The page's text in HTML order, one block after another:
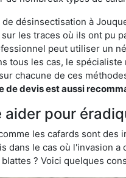
désinsectisation à
les traces où ils ont pu
peut utiliser un
tous les cas, le
chacune de ces
de devis est aussi
aider pour
les cafards sont
dans le cas où l'invasion
? Voici quelques